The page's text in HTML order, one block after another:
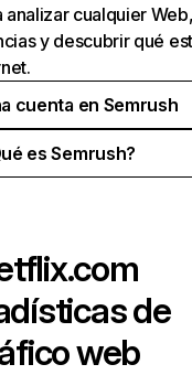
analizar cualquier
y descubrir qué
cuenta en Semrush
es Semrush?
de
web